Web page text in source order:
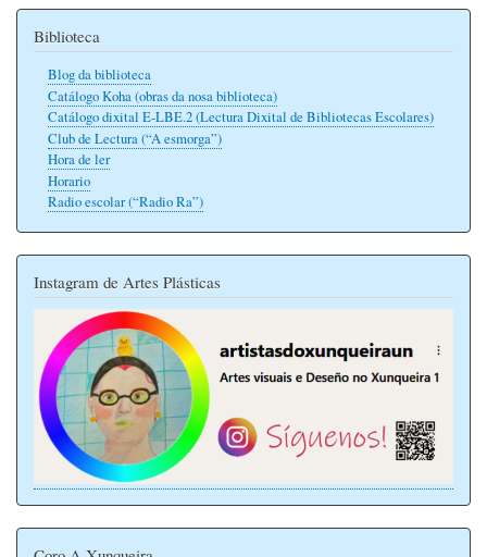
Biblioteca
Blog da biblioteca
Catálogo Koha (obras da nosa biblioteca)
Catálogo dixital E-LBE.2 (Lectura Dixital de Bibliotecas Escolares)
Club de Lectura (“A esmorga”)
Hora de ler
Horario
Radio escolar (“Radio Ra”)
Instagram de Artes Plásticas